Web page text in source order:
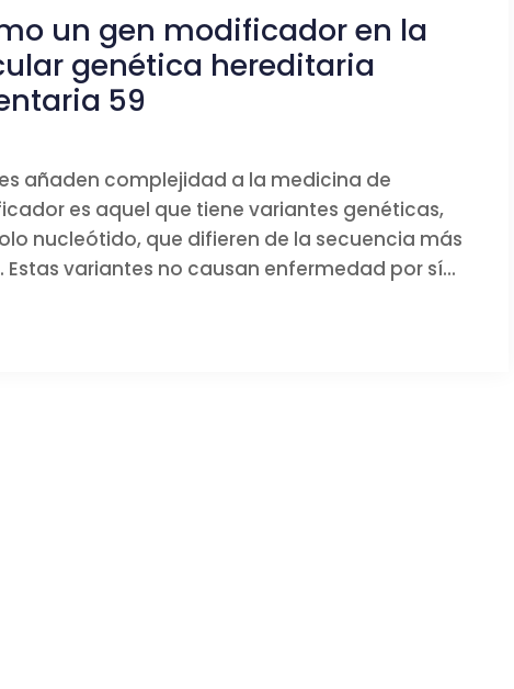
un gen modificador en la
genética hereditaria
59
añaden complejidad a la medicina de
es aquel que tiene variantes genéticas,
nucleótido, que difieren de la secuencia más
variantes no causan enfermedad por sí...